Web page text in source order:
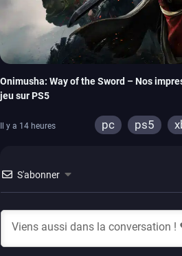
Onimusha: Way of the Sword – Nos
jeu sur PS5
Il y a 14 heures pc ps5
S'abonner